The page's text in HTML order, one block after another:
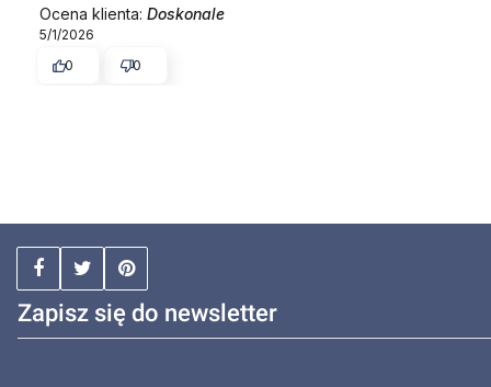
Ocena klienta: Doskonale
5/1/2026
0
0
Zapisz się do newsletter